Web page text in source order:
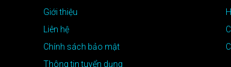
Giới thiệu
Liên hệ
Chính sách bảo mật
Thông tin tuyển dụng